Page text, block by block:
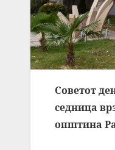
Советот
седница
општина